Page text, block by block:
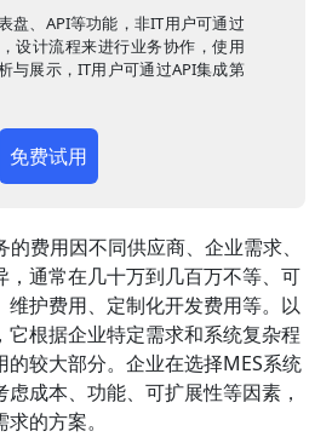
盘、API等功能，非IT用户可通过
设计流程来进行业务协作，使用
与展示，IT用户可通过API集成第
免费试用
的费用因不同供应商、企业需求、
，通常在几十万到几百万不等、可
维护费用、定制化开发费用等。以
它根据企业特定需求和系统复杂程
的较大部分。企业在选择MES系统
成本、功能、可扩展性等因素，
的方案。